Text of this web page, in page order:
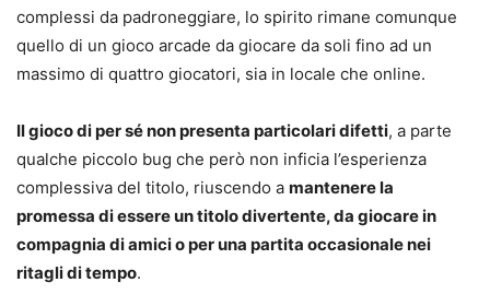
complessi da padroneggiare, lo spirito rimane comunque
quello di un gioco arcade da giocare da soli fino ad un
massimo di quattro giocatori, sia in locale che online.
Il gioco di per sé non presenta particolari difetti, a parte
qualche piccolo bug che però non inficia l’esperienza
complessiva del titolo, riuscendo a mantenere la
promessa di essere un titolo divertente, da giocare in
compagnia di amici o per una partita occasionale nei
ritagli di tempo.